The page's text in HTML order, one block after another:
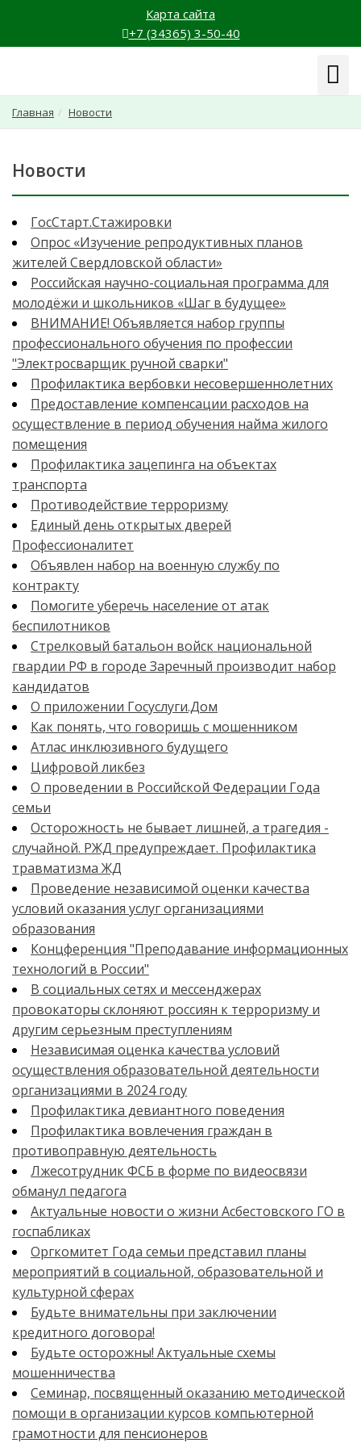
Карта сайта
+7 (34365) 3-50-40
Главная Новости
Новости
ГосСтарт.Стажировки
Опрос «Изучение репродуктивных планов
жителей Свердловской области»
Российская научно-социальная программа для
молодёжи и школьников «Шаг в будущее»
ВНИМАНИЕ! Объявляется набор группы
профессионального обучения по профессии
"Электросварщик ручной сварки"
Профилактика вербовки несовершеннолетних
Предоставление компенсации расходов на
осуществление в период обучения найма жилого
помещения
Профилактика зацепинга на объектах
транспорта
Противодействие терроризму
Единый день открытых дверей
Профессионалитет
Объявлен набор на военную службу по
контракту
Помогите уберечь население от атак
беспилотников
Стрелковый батальон войск национальной
гвардии РФ в городе Заречный производит набор
кандидатов
О приложении Госуслуги.Дом
Как понять, что говоришь с мошенником
Атлас инклюзивного будущего
Цифровой ликбез
О проведении в Российской Федерации Года
семьи
Осторожность не бывает лишней, а трагедия -
случайной. РЖД предупреждает. Профилактика
травматизма ЖД
Проведение независимой оценки качества
условий оказания услуг организациями
образования
Концференция "Преподавание информационных
технологий в России"
В социальных сетях и мессенджерах
провокаторы склоняют россиян к терроризму и
другим серьезным преступлениям
Независимая оценка качества условий
осуществления образовательной деятельности
организациями в 2024 году
Профилактика девиантного поведения
Профилактика вовлечения граждан в
противоправную деятельность
Лжесотрудник ФСБ в форме по видеосвязи
обманул педагога
Актуальные новости о жизни Асбестовского ГО в
госпабликах
Оргкомитет Года семьи представил планы
мероприятий в социальной, образовательной и
культурной сферах
Будьте внимательны при заключении
кредитного договора!
Будьте осторожны! Актуальные схемы
мошенничества
Семинар, посвященный оказанию методической
помощи в организации курсов компьютерной
грамотности для пенсионеров